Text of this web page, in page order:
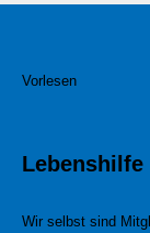
Vorlesen
Lebenshilfe
Wir selbst sind